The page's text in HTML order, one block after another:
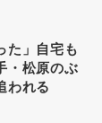
た」自宅も
・松原のぶ
われる